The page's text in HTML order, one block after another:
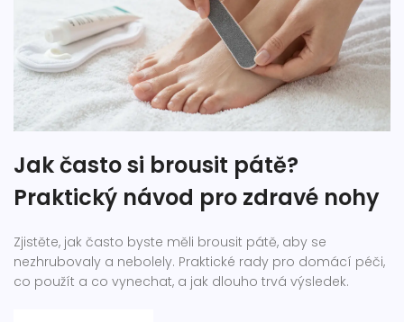
Jak často si brousit pátě?
Praktický návod pro zdravé nohy
Zjistěte, jak často byste měli brousit pátě, aby se
nezhrubovaly a nebolely. Praktické rady pro domácí péči,
co použít a co vynechat, a jak dlouho trvá výsledek.